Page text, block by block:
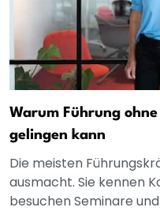
Warum Führung
gelingen kann
Die meisten
ausmacht. Sie kennen
besuchen Seminare